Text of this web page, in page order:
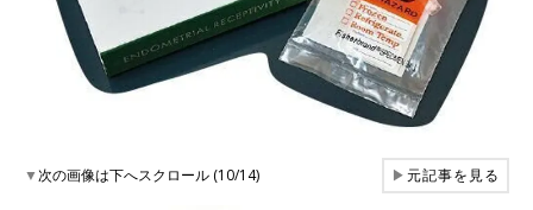
▼次の画像は下へスクロール (10/14) ▶元記事を見る